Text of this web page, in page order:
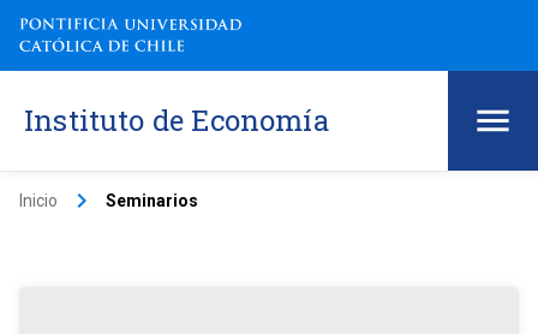
Instituto de Economía
Inicio keyboard_arrow_right Seminarios